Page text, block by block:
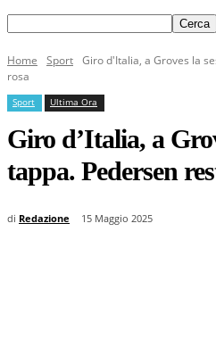
Home Sport Giro d'Italia, a Groves la
rosa
Sport Ultima Ora
Giro d’Italia, a
tappa. Pedersen
di Redazione 15 Maggio 2025